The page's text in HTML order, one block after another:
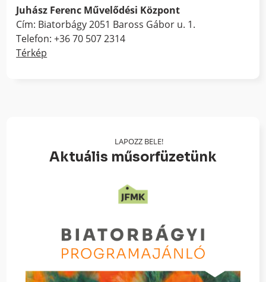
Juhász Ferenc Művelődési Központ
Cím: Biatorbágy 2051 Baross Gábor u. 1.
Telefon: +36 70 507 2314
Térkép
LAPOZZ BELE!
Aktuális műsorfüzetünk